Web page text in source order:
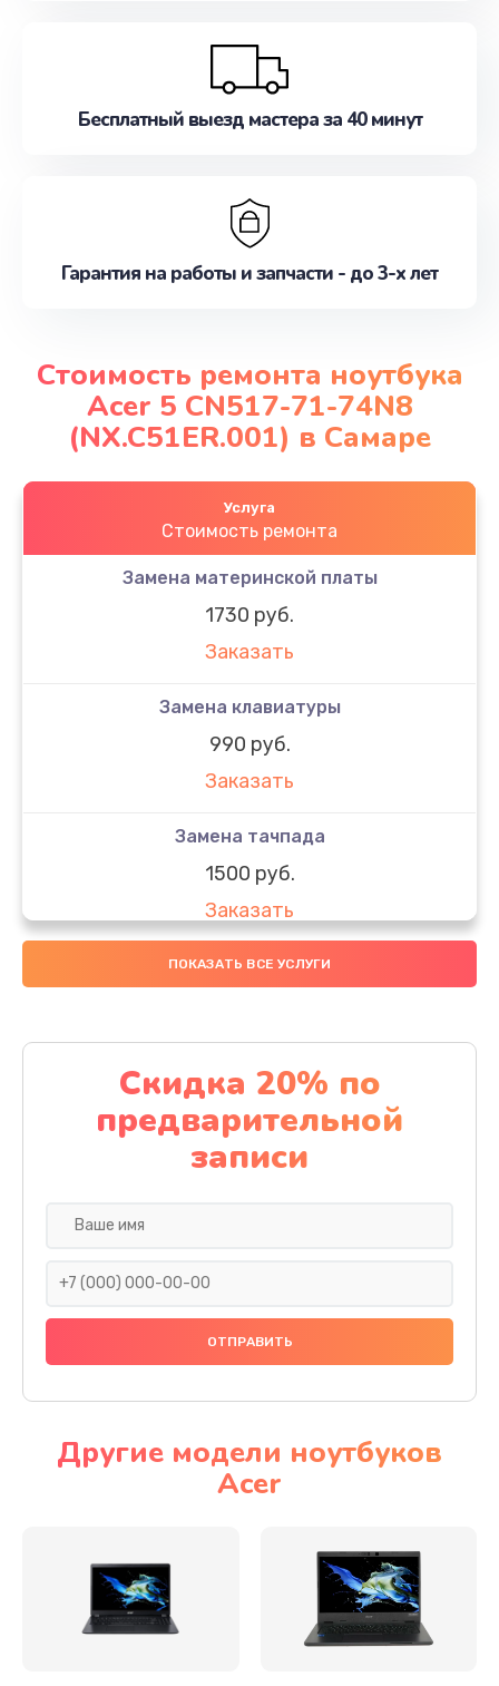
Бесплатный выезд мастера за 40 минут
Гарантия на работы и запчасти - до 3-х лет
Стоимость ремонта ноутбука
Acer 5 CN517-71-74N8
(NX.C51ER.001) в Самаре
Услуга
Стоимость ремонта
Замена материнской платы
1730 руб.
Заказать
Замена клавиатуры
990 руб.
Заказать
Замена тачпада
1500 руб.
Заказать
Замена южного моста
Заказать
Чистка от пыли
1060 руб.
Заказать
Ремонт подсветки
Настройка BIOS
Замена видеочипа
ПОКАЗАТЬ ВСЕ УСЛУГИ
Скидка 20% по
предварительной
записи
Другие модели ноутбуков
Acer